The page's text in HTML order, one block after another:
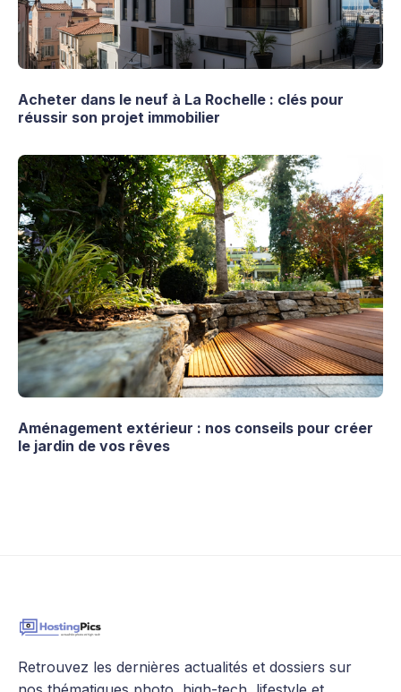
Acheter dans le neuf à La Rochelle : clés pour
réussir son projet immobilier
Aménagement extérieur : nos conseils pour créer
le jardin de vos rêves
Retrouvez les dernières actualités et dossiers sur